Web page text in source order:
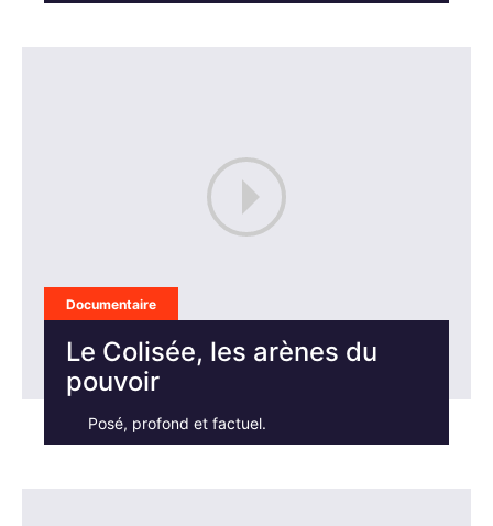
Documentaire
Le Colisée, les arènes du
pouvoir
Posé, profond et factuel.